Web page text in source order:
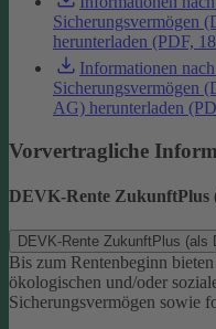
Sicherungsvermögen
herunterladen (PDF,
Informationen
Sicherungsvermögen
AG) herunterladen
Vorvertragliche
DEVK-Rente ZukunftPlus
DEVK-Rente ZukunftPlus (als
Bis zum Rentenbeginn
ökologischen und/oder
Sicherungsvermögen sowie